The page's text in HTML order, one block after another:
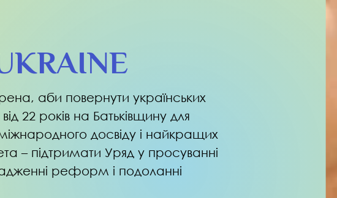
аби повернути українських
22 років на Батьківщину для
досвіду і найкращих
– підтримати Уряд у просуванні
реформ і подоланні